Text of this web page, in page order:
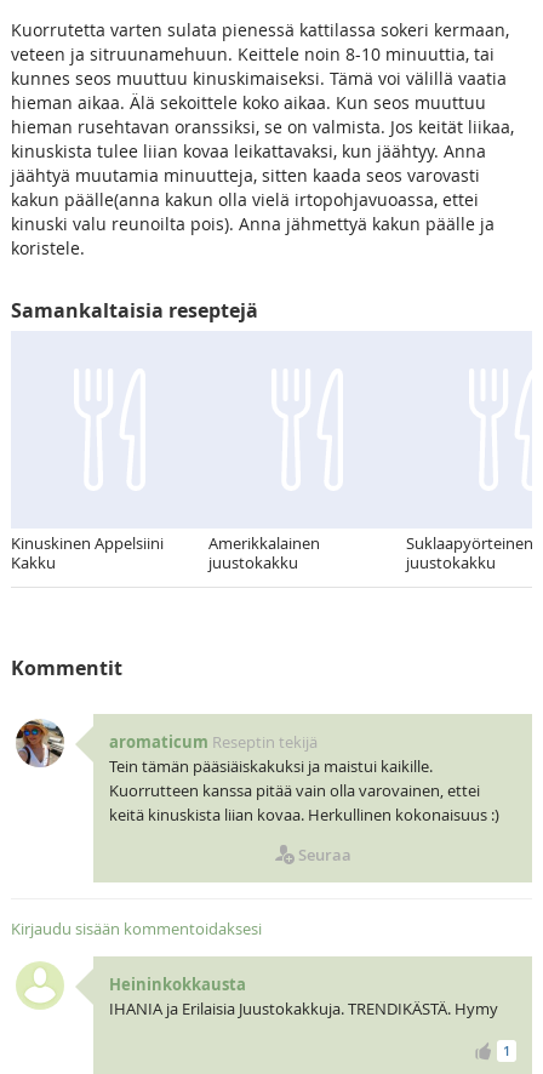
Kuorrutetta varten sulata pienessä kattilassa sokeri kermaan,
veteen ja sitruunamehuun. Keittele noin 8-10 minuuttia, tai
kunnes seos muuttuu kinuskimaiseksi. Tämä voi välillä vaatia
hieman aikaa. Älä sekoittele koko aikaa. Kun seos muuttuu
hieman rusehtavan oranssiksi, se on valmista. Jos keität liikaa,
kinuskista tulee liian kovaa leikattavaksi, kun jäähtyy. Anna
jäähtyä muutamia minuutteja, sitten kaada seos varovasti
kakun päälle(anna kakun olla vielä irtopohjavuoassa, ettei
kinuski valu reunoilta pois). Anna jähmettyä kakun päälle ja
koristele.
Samankaltaisia reseptejä
Kinuskinen Appelsiini
Kakku
Amerikkalainen
juustokakku
Suklaapyörteinen
juustokakku
Kommentit
aromaticum Reseptin tekijä
Tein tämän pääsiäiskakuksi ja maistui kaikille.
Kuorrutteen kanssa pitää vain olla varovainen, ettei
keitä kinuskista liian kovaa. Herkullinen kokonaisuus :)
Seuraa
Kirjaudu sisään kommentoidaksesi
Heininkokkausta
IHANIA ja Erilaisia Juustokakkuja. TRENDIKÄSTÄ. Hymy
1